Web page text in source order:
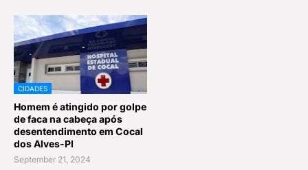
CIDADES
Homem é atingido por golpe
de faca na cabeça após
desentendimento em Cocal
dos Alves-PI
September 21, 2024